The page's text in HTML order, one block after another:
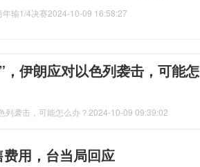
输1/4决赛2024-10-09 16:58:27
，伊朗应对以色列袭击，可能怎
列袭击，可能怎么办？ 2024-10-09 09:39:02
用，台当局回应